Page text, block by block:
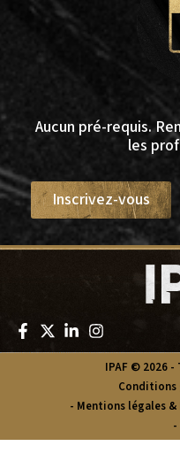
Aucun pré-requis.
les
Inscrivez-vous
IPAF © 2026
Conditions
- Mentions légales